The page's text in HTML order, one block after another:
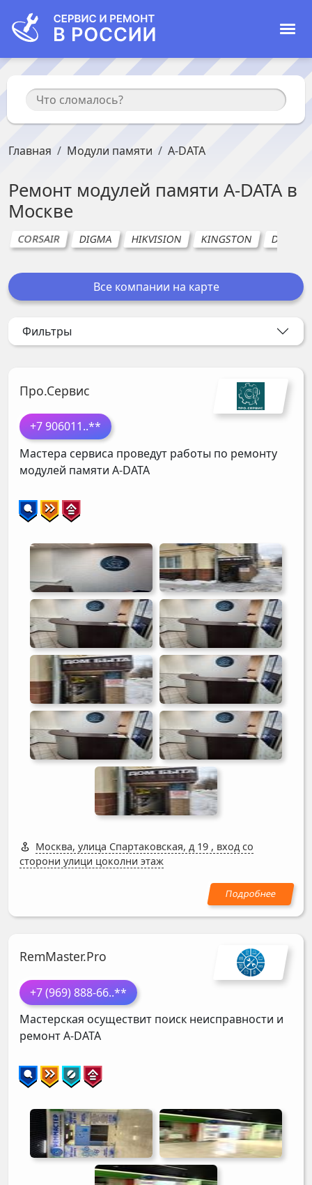
Главная Модули памяти A-DATA
Ремонт модулей памяти A-DATAв
Москве
CORSAIR DIGMA HIKVISION KINGSTON DELL
Все компании на карте
Фильтры
Про.Сервис
+7 906011..**
Мастера сервиса проведут работы по ремонту
модулей памяти A-DATA
Москва, улица Спартаковская, д 19 , вход со
сторони улици цоколни этаж
RemMaster.Pro
+7 (969) 888-66..**
Мастерская осуществит поиск неисправности и
ремонтA-DATA